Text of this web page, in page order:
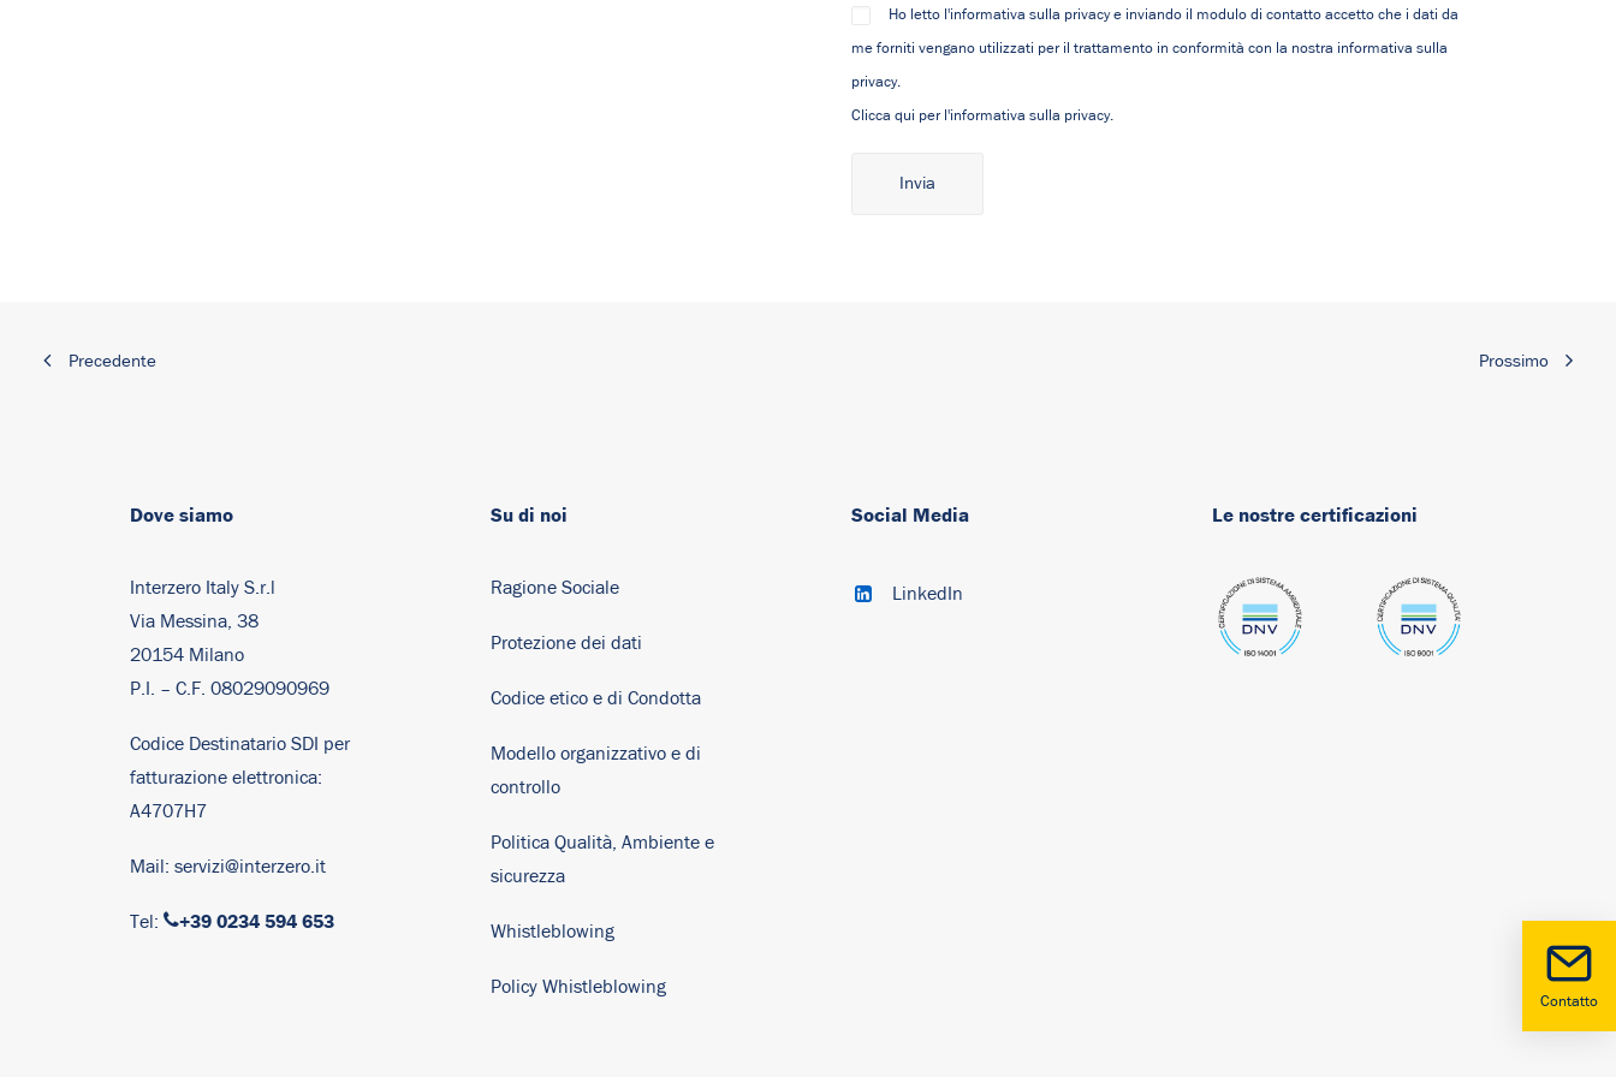
Ho letto l'informativa sulla privacy e inviando il modulo di contatto accetto che i dati da
me forniti vengano utilizzati per il trattamento in conformità con la nostra informativa sulla
privacy.
Clicca qui per l'informativa sulla privacy.
Precedente Prossimo
Dove siamo
Interzero Italy S.r.l
Via Messina, 38
20154 Milano
P.I. – C.F. 08029090969
Codice Destinatario SDI per
fatturazione elettronica:
A4707H7
Mail: servizi@interzero.it
Tel: +39 0234 594 653
Su di noi
Ragione Sociale
Protezione dei dati
Codice etico e di Condotta
Modello organizzativo e di
controllo
Politica Qualità, Ambiente e
sicurezza
Whistleblowing
Policy Whistleblowing
Social Media
LinkedIn
Le nostre certificazioni
Contatto